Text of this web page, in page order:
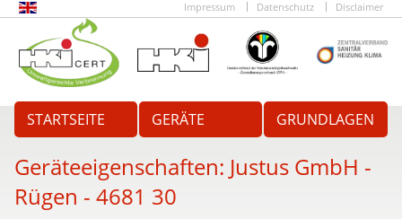
Impressum Datenschutz Disclaimer
STARTSEITE GERÄTE GRUNDLAGEN
Geräteeigenschaften: Justus GmbH -
Rügen - 4681 30